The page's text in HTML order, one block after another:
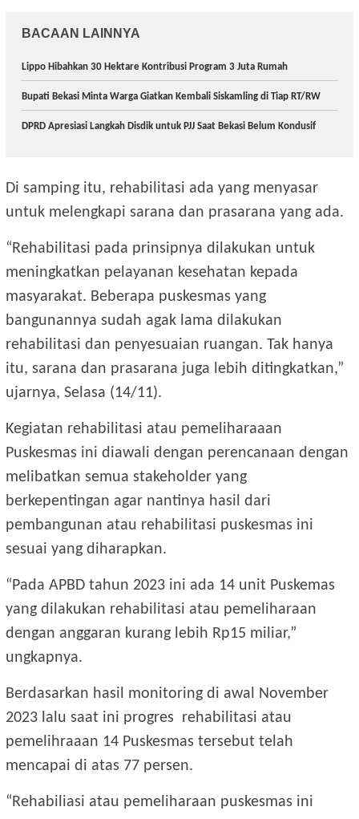
BACAAN LAINNYA
Lippo Hibahkan 30 Hektare Kontribusi Program 3 Juta Rumah
Bupati Bekasi Minta Warga Giatkan Kembali Siskamling di Tiap RT/RW
DPRD Apresiasi Langkah Disdik untuk PJJ Saat Bekasi Belum Kondusif
Di samping itu, rehabilitasi ada yang menyasar
untuk melengkapi sarana dan prasarana yang ada.
“Rehabilitasi pada prinsipnya dilakukan untuk
meningkatkan pelayanan kesehatan kepada
masyarakat. Beberapa puskesmas yang
bangunannya sudah agak lama dilakukan
rehabilitasi dan penyesuaian ruangan. Tak hanya
itu, sarana dan prasarana juga lebih ditingkatkan,”
ujarnya, Selasa (14/11).
Kegiatan rehabilitasi atau pemeliharaaan
Puskesmas ini diawali dengan perencanaan dengan
melibatkan semua stakeholder yang
berkepentingan agar nantinya hasil dari
pembangunan atau rehabilitasi puskesmas ini
sesuai yang diharapkan.
“Pada APBD tahun 2023 ini ada 14 unit Puskemas
yang dilakukan rehabilitasi atau pemeliharaan
dengan anggaran kurang lebih Rp15 miliar,”
ungkapnya.
Berdasarkan hasil monitoring di awal November
2023 lalu saat ini progres rehabilitasi atau
pemelihraaan 14 Puskesmas tersebut telah
mencapai di atas 77 persen.
“Rehabiliasi atau pemeliharaan puskesmas ini